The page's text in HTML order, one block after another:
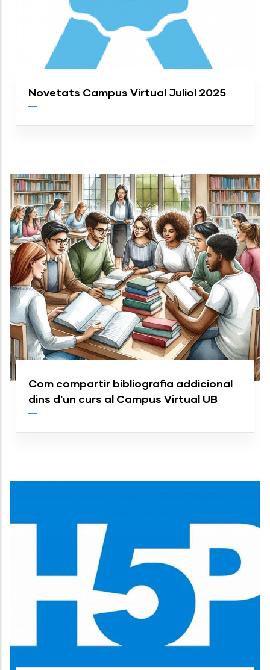
Novetats Campus Virtual Juliol 2025
Com compartir bibliografia addicional
dins d'un curs al Campus Virtual UB